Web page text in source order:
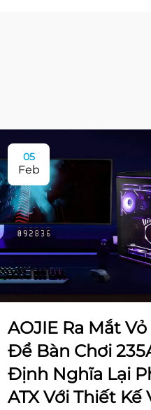
05
Feb
AOJIE Ra Mắt
Để Bàn Chơi
Định Nghĩa Lại
ATX Với Thiết Kế